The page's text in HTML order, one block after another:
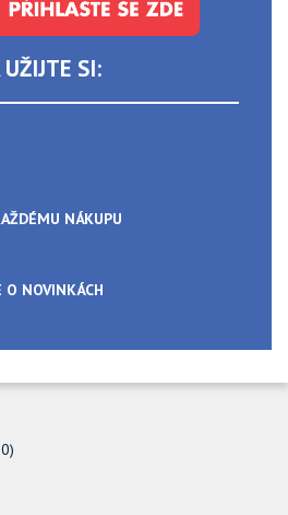
UŽIJTE SI:
NÁKUPU
O NOVINKÁCH